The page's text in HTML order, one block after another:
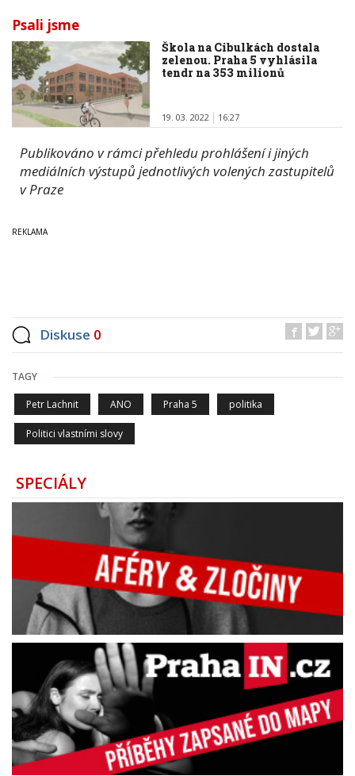
Psali jsme
Škola na Cibulkách dostala
zelenou. Praha 5 vyhlásila
tendr na 353 milionů
19. 03. 2022 16:27
Publikováno v rámci přehledu prohlášení i jiných
mediálních výstupů jednotlivých volených zastupitelů
v Praze
Diskuse 0
TAGY
Petr Lachnit ANO Praha 5 politika
Politici vlastními slovy
SPECIÁLY